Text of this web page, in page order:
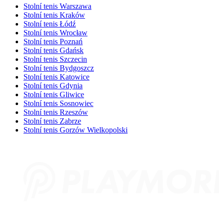
Stolní tenis Warszawa
Stolní tenis Kraków
Stolní tenis Łódź
Stolní tenis Wrocław
Stolní tenis Poznań
Stolní tenis Gdańsk
Stolní tenis Szczecin
Stolní tenis Bydgoszcz
Stolní tenis Katowice
Stolní tenis Gdynia
Stolní tenis Gliwice
Stolní tenis Sosnowiec
Stolní tenis Rzeszów
Stolní tenis Zabrze
Stolní tenis Gorzów Wielkopolski